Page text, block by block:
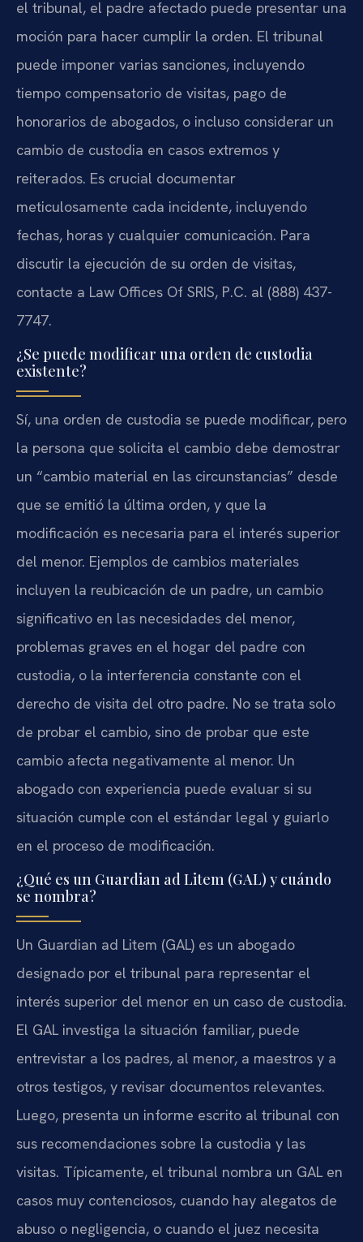
el tribunal, el padre afectado puede presentar una
moción para hacer cumplir la orden. El tribunal
puede imponer varias sanciones, incluyendo
tiempo compensatorio de visitas, pago de
honorarios de abogados, o incluso considerar un
cambio de custodia en casos extremos y
reiterados. Es crucial documentar
meticulosamente cada incidente, incluyendo
fechas, horas y cualquier comunicación. Para
discutir la ejecución de su orden de visitas,
contacte a Law Offices Of SRIS, P.C. al (888) 437-
7747.
¿Se puede modificar una orden de custodia
existente?
Sí, una orden de custodia se puede modificar, pero
la persona que solicita el cambio debe demostrar
un “cambio material en las circunstancias” desde
que se emitió la última orden, y que la
modificación es necesaria para el interés superior
del menor. Ejemplos de cambios materiales
incluyen la reubicación de un padre, un cambio
significativo en las necesidades del menor,
problemas graves en el hogar del padre con
custodia, o la interferencia constante con el
derecho de visita del otro padre. No se trata solo
de probar el cambio, sino de probar que este
cambio afecta negativamente al menor. Un
abogado con experiencia puede evaluar si su
situación cumple con el estándar legal y guiarlo
en el proceso de modificación.
¿Qué es un Guardian ad Litem (GAL) y cuándo
se nombra?
Un Guardian ad Litem (GAL) es un abogado
designado por el tribunal para representar el
interés superior del menor en un caso de custodia.
El GAL investiga la situación familiar, puede
entrevistar a los padres, al menor, a maestros y a
otros testigos, y revisar documentos relevantes.
Luego, presenta un informe escrito al tribunal con
sus recomendaciones sobre la custodia y las
visitas. Típicamente, el tribunal nombra un GAL en
casos muy contenciosos, cuando hay alegatos de
abuso o negligencia, o cuando el juez necesita